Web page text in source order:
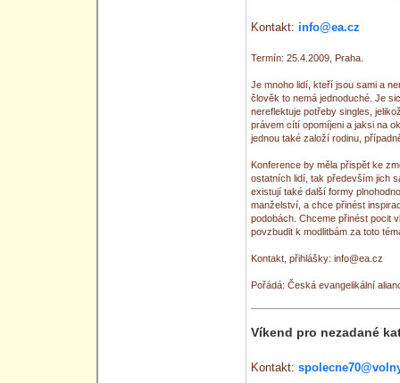
Kontakt: info@ea.cz
Termín: 25.4.2009, Praha.
Je mnoho lidí, kteří jsou sami a
člověk to nemá jednoduché. Je
nereflektuje potřeby singles,
právem cítí opomíjeni a jaksi na
jednou také založí rodinu,
Konference by měla přispět ke
ostatních lidí, tak především jich
existují také další formy
manželství, a chce přinést
podobách. Chceme přinést pocit
povzbudit k modlitbám za toto
Kontakt, přihlášky: info@ea.cz
Pořádá: Česká evangelikální
Víkend pro nezadané
Kontakt: